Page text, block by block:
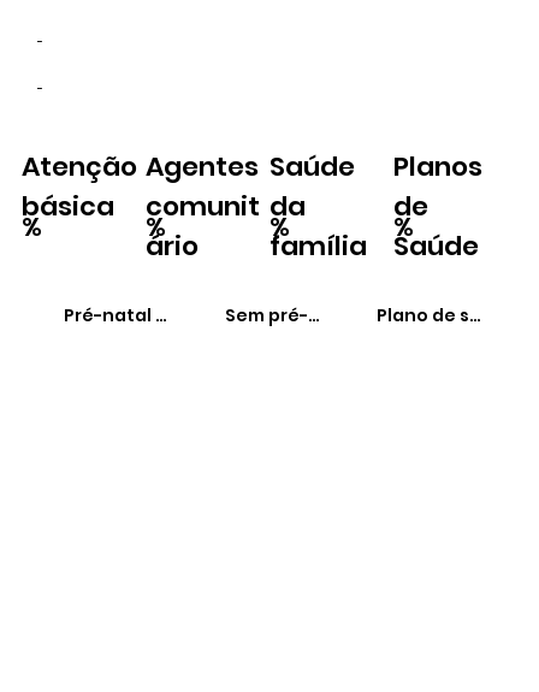
-
-
%
Planos
de
Saúde
%
Agentes
comunit
ário
%
Atenção
básica
Saúde
da
família
%
Pré-natal adequadoSem pré-natal Plano de saúde